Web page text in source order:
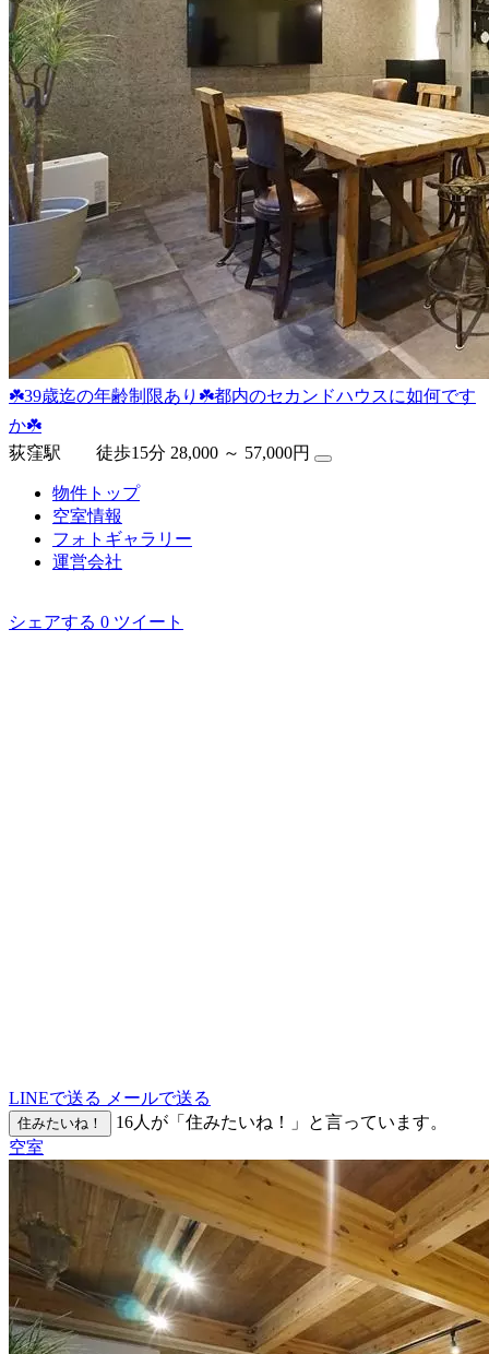
☘️39歳迄の年齢制限あり☘️都内のセカンドハウスに如何です
か☘️
荻窪駅 徒歩15分 28,000 ～ 57,000円
物件トップ
空室情報
フォト ギャラリー
運営会社
シェアする 0 ツイート
LINEで送る メールで送る
住みたいね！ 16人が「住みたいね！」と言っています。
空室